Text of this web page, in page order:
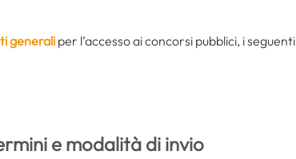
generaliper l’accesso ai concorsi pubblici, i seguenti
e modalità di invio